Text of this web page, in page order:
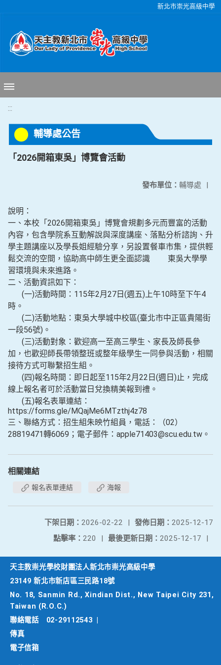
新北市崇光高級中學
:::
輔導處公告
「2026開箱東吳」博覽會活動
發布單位： 輔導處 |
說明：
一、本校「2026開箱東吳」博覽會規劃多元而豐富的活動
內容，包含學院系互動解說與深度講座、落點分析諮詢、升
學主題講座以及學長姐經驗分享，另設置餐車市集，提供輕
鬆交流的空間，協助高中師生更全面認識 東吳大學學
習環境與未來進路。
二、活動資訊如下：
(一)活動時間：115年2月27日(週五)上午10時至下午4
時。
(二)活動地點：東吳大學城中校區(臺北市中正區貴陽街
一段56號)。
(三)活動對象：歡迎高一至高三學生、家長及師長參
加，也歡迎師長帶領整班或整年級學生一同參與活動，相關
接待方式可聯繫招生組。
(四)報名時間：即日起至115年2月22日(週日)止，完成
線上報名者可於活動當日兌換精美報到禮。
(五)報名表單連結：
https://forms.gle/MQajMe6MTzthj4z78
三、聯絡方式：招生組朱映竹組員，電話：（02）
28819471轉6069；電子郵件：apple71403@scu.edu.tw。
相關連結
報名表單連結 海報
發佈日期： 2025-12-17
下架日期： 2026-02-22
|
最後更新日期： 2025-12-17 |
點擊率： 220 |
天主教崇光學校財團法人新北市崇光高級中學
23149 新北市新店區三民路18號
No. 18, Sanmin Rd., Xindian Dist., New Taipei City 231,
Taiwan (R.O.C.)
聯絡電話
02-29112543
傳真
電子信箱